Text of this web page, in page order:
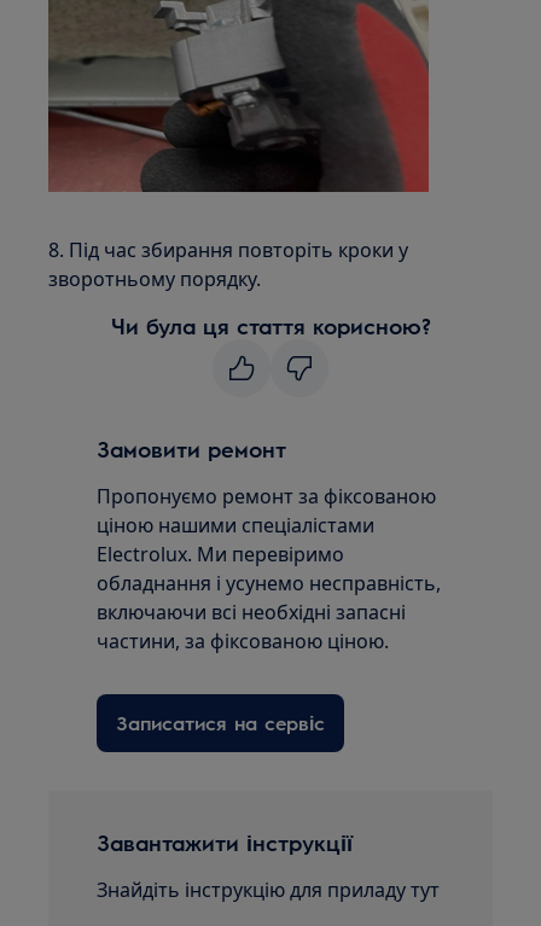
8. Під час збирання повторіть кроки у
зворотньому порядку.
Чи була ця стаття корисною?
Замовити ремонт
Пропонуємо ремонт за фіксованою
ціною нашими спеціалістами
Electrolux. Ми перевіримо
обладнання і усунемо несправність,
включаючи всі необхідні запасні
частини, за фіксованою ціною.
Записатися на сервіс
Завантажити інструкції
Знайдіть інструкцію для приладу тут